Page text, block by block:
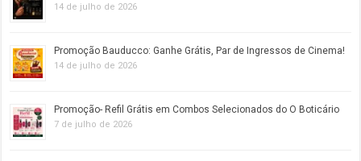
14 de julho de 2026
Promoção Bauducco: Ganhe Grátis, Par de Ingressos de Cinema!
14 de julho de 2026
Promoção- Refil Grátis em Combos Selecionados do O Boticário
7 de julho de 2026